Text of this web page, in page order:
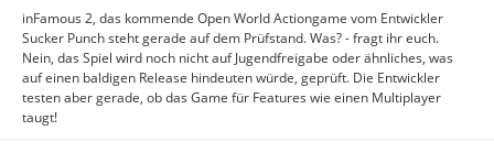
inFamous 2, das kommende Open World Actiongame vom Entwickler
Sucker Punch steht gerade auf dem Prüfstand. Was? - fragt ihr euch.
Nein, das Spiel wird noch nicht auf Jugendfreigabe oder ähnliches, was
auf einen baldigen Release hindeuten würde, geprüft. Die Entwickler
testen aber gerade, ob das Game für Features wie einen Multiplayer
taugt!